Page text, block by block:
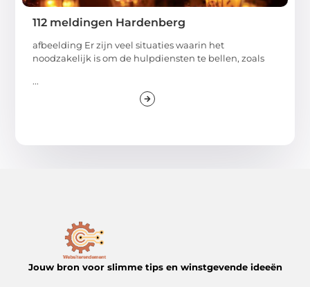
112 meldingen Hardenberg
afbeelding Er zijn veel situaties waarin het
noodzakelijk is om de hulpdiensten te bellen, zoals
...
Jouw bron voor slimme tips en winstgevende ideeën